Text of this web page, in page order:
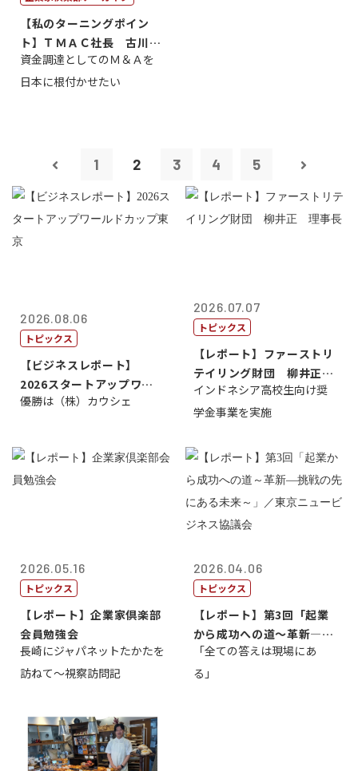
【私のターニングポイン
ト】ＴＭＡＣ社長 古川英
一
資金調達としてのＭ＆Ａを
日本に根付かせたい
1 2 3 4 5
2026.08.06
トピックス
【ビジネスレポート】
2026スタートアップワー
ルドカップ東京
優勝は（株）カウシェ
2026.07.07
トピックス
【レポート】ファーストリ
テイリング財団 柳井正
理事長
インドネシア高校生向け奨
学金事業を実施
2026.05.16
トピックス
【レポート】企業家倶楽部
会員勉強会
長崎にジャパネットたかたを
訪ねて～視察訪問記
2026.04.06
トピックス
【レポート】第3回「起業
から成功への道～革新―挑
戦の先にある...
「全ての答えは現場にあ
る」